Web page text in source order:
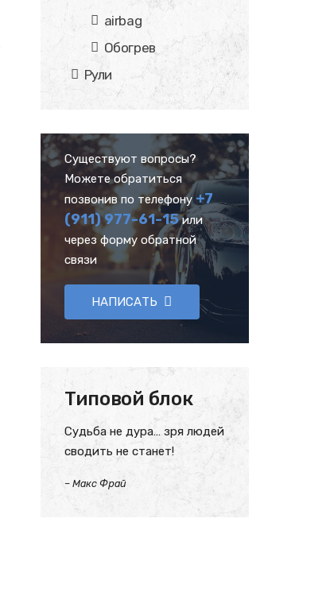
airbag
Обогрев
Рули
Существуют вопросы?
Можете обратиться
позвонив по телефону +7
(911) 977-61-15или
через форму обратной
связи
НАПИСАТЬ
Типовой блок
Судьба не дура… зря людей
сводить не станет!
– Макс Фрай